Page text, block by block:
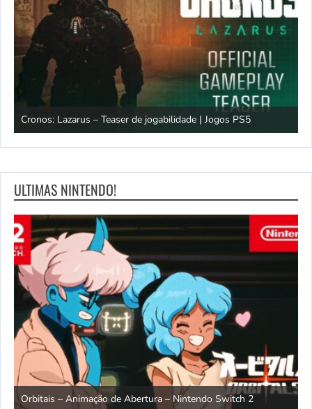
Cronos: Lazarus – Teaser de jogabilidade | Jogos PS5
ULTIMAS NINTENDO!
Orbitais – Animação de Abertura – Nintendo Switch 2